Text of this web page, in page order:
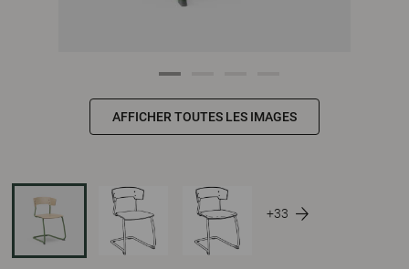
AFFICHER TOUTES LES IMAGES
+33